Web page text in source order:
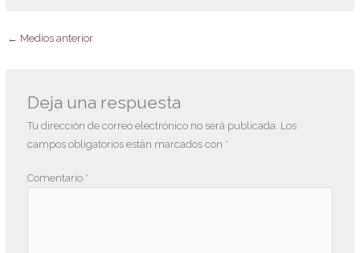
← Medios anterior
Deja una respuesta
Tu dirección de correo electrónico no será publicada. Los
campos obligatorios están marcados con *
Comentario *